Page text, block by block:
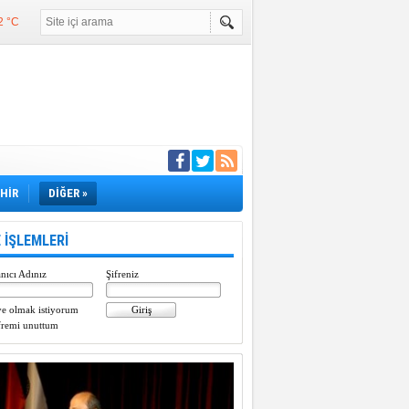
°C
girdi
DİĞER »
İŞLEMLERİ
Adınız Şifreniz
olmak istiyorum
unuttum